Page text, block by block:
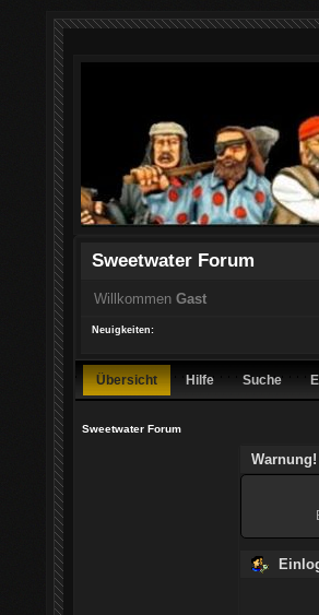
Sweetwater Forum
Willkommen Gast
Neuigkeiten:
Übersicht Hilfe Suche
Sweetwater Forum
Warnung!